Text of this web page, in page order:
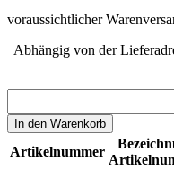
voraussichtlicher
Abhängig von der
In den Warenkorb
Artikelnummer